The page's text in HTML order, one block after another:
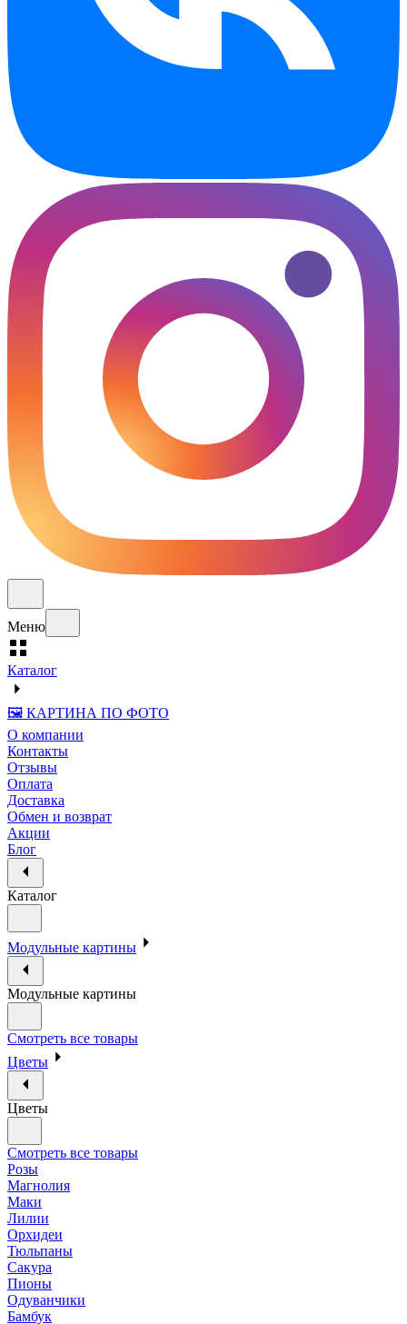
Меню
Каталог
🖼️ КАРТИНА ПО ФОТО
О компании
Контакты
Отзывы
Оплата
Доставка
Обмен и возврат
Акции
Блог
Каталог
Модульные картины
Модульные картины
Смотреть все товары
Цветы
Цветы
Смотреть все товары
Розы
Магнолия
Маки
Лилии
Орхидеи
Тюльпаны
Сакура
Пионы
Одуванчики
Бамбук